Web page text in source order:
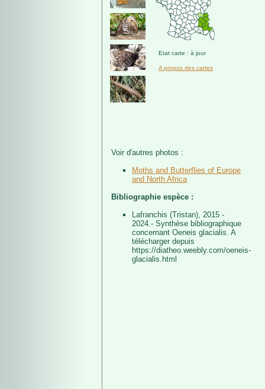
Etat carte : à jour
A propos des cartes
Voir d'autres photos :
Moths and Butterflies of Europe
and North Africa
Bibliographie espèce :
Lafranchis (Tristan), 2015 -
2024.- Synthèse bibliographique
concernant Oeneis glacialis. A
télécharger depuis
https://diatheo.weebly.com/oeneis-
glacialis.html